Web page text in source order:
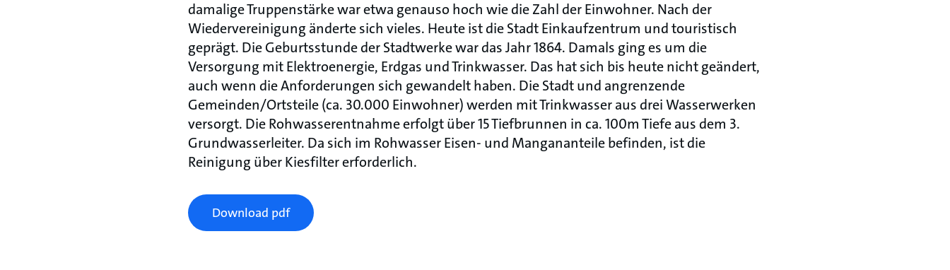
damalige Truppenstärke war etwa genauso hoch wie die Zahl der Einwohner. Nach der
Wiedervereinigung änderte sich vieles. Heute ist die Stadt Einkaufzentrum und touristisch
geprägt. Die Geburtsstunde der Stadtwerke war das Jahr 1864. Damals ging es um die
Versorgung mit Elektroenergie, Erdgas und Trinkwasser. Das hat sich bis heute nicht geändert,
auch wenn die Anforderungen sich gewandelt haben. Die Stadt und angrenzende
Gemeinden/Ortsteile (ca. 30.000 Einwohner) werden mit Trinkwasser aus drei Wasserwerken
versorgt. Die Rohwasserentnahme erfolgt über 15 Tiefbrunnen in ca. 100m Tiefe aus dem 3.
Grundwasserleiter. Da sich im Rohwasser Eisen- und Mangananteile befinden, ist die
Reinigung über Kiesfilter erforderlich.
Download pdf